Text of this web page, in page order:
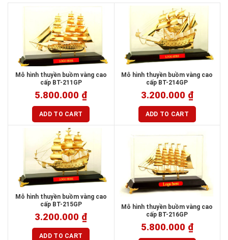
Mô hình thuyền buồm vàng cao
cấp BT-211GP
5.800.000 ₫
ADD TO CART
Mô hình thuyền buồm vàng cao
cấp BT-214GP
3.200.000 ₫
ADD TO CART
Mô hình thuyền buồm vàng cao
cấp BT-215GP
3.200.000 ₫
ADD TO CART
Mô hình thuyền buồm vàng cao
cấp BT-216GP
5.800.000 ₫